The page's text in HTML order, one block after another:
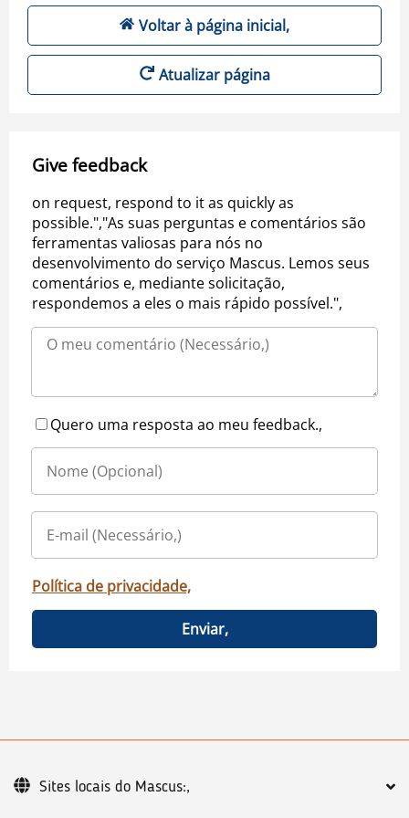
Voltar à página inicial,
Atualizar página
Give feedback
on request, respond to it as quickly as
possible.","As suas perguntas e comentários são
ferramentas valiosas para nós no
desenvolvimento do serviço Mascus. Lemos seus
comentários e, mediante solicitação,
respondemos a eles o mais rápido possível.",
Quero uma resposta ao meu feedback.,
Política de privacidade,
Enviar,
Sites locais do Mascus:,